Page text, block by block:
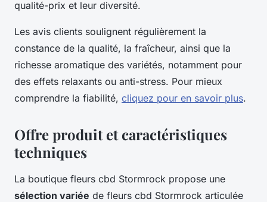
qualité-prix et leur diversité.
Les avis clients soulignent régulièrement la
constance de la qualité, la fraîcheur, ainsi que la
richesse aromatique des variétés, notamment pour
des effets relaxants ou anti-stress. Pour mieux
comprendre la fiabilité, cliquez pour en savoir plus.
Offre produit et caractéristiques
techniques
La boutique fleurs cbd Stormrock propose une
sélection variée de fleurs cbd Stormrock articulée